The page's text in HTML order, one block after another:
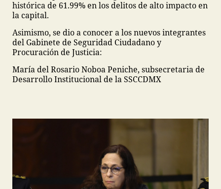
histórica de 61.99% en los delitos de alto impacto en
la capital.
Asimismo, se dio a conocer a los nuevos integrantes
del Gabinete de Seguridad Ciudadano y
Procuración de Justicia:
María del Rosario Noboa Peniche, subsecretaria de
Desarrollo Institucional de la SSCCDMX